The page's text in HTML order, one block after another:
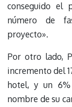
conseguido el
número de
proyecto».
Por otro lado,
incremento del
hotel, y un
nombre de su